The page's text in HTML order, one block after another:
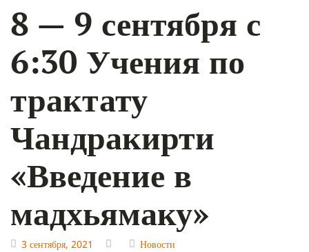
8 — 9 сентября с
6:30 Учения по
трактату
Чандракирти
«Введение в
мадхьямаку»
3 сентября, 2021 Новости